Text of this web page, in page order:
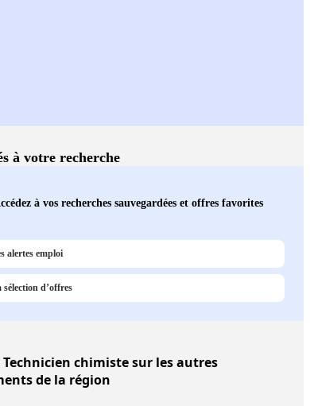
à votre recherche
à vos recherches sauvegardées et offres favorites
alertes emploi
sélection d’offres
Technicien chimiste sur les autres
de la région